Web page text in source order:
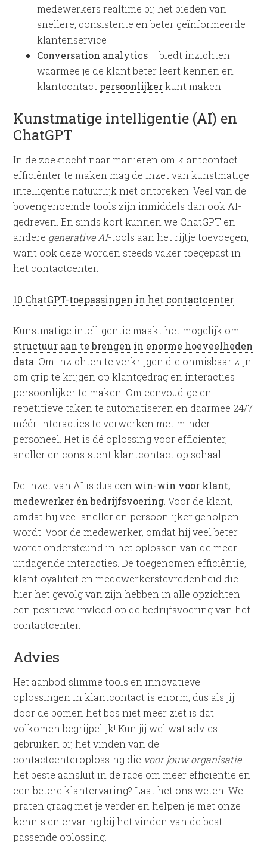
medewerkers realtime bij het bieden van
snellere, consistente en beter geïnformeerde
klantenservice
Conversation analytics – biedt inzichten
waarmee je de klant beter leert kennen en
klantcontact persoonlijkerkunt maken
Kunstmatige intelligentie (AI) en
ChatGPT
In de zoektocht naar manieren om klantcontact
efficiënter te maken mag de inzet van kunstmatige
intelligentie natuurlijk niet ontbreken. Veel van de
bovengenoemde tools zijn inmiddels dan ook AI-
gedreven. En sinds kort kunnen we ChatGPT en
andere generative AI-tools aan het rijtje toevoegen,
want ook deze worden steeds vaker toegepast in
het contactcenter.
10 ChatGPT-toepassingen in het contactcenter
Kunstmatige intelligentie maakt het mogelijk om
structuur aan te brengen in enorme hoeveelheden
data . Om inzichten te verkrijgen die onmisbaar zijn
om grip te krijgen op klantgedrag en interacties
persoonlijker te maken. Om eenvoudige en
repetitieve taken te automatiseren en daarmee 24/7
méér interacties te verwerken met minder
personeel. Het is dé oplossing voor efficiënter,
sneller en consistent klantcontact op schaal.
De inzet van AI is dus een win-win voor klant,
medewerker én bedrijfsvoering . Voor de klant,
omdat hij veel sneller en persoonlijker geholpen
wordt. Voor de medewerker, omdat hij veel beter
wordt ondersteund in het oplossen van de meer
uitdagende interacties. De toegenomen efficiëntie,
klantloyaliteit en medewerkerstevredenheid die
hier het gevolg van zijn hebben in alle opzichten
een positieve invloed op de bedrijfsvoering van het
contactcenter.
Advies
Het aanbod slimme tools en innovatieve
oplossingen in klantcontact is enorm, dus als jij
door de bomen het bos niet meer ziet is dat
volkomen begrijpelijk! Kun jij wel wat advies
gebruiken bij het vinden van de
contactcenteroplossing die voor jouw organisatie
het beste aansluit in de race om meer efficiëntie en
een betere klantervaring? Laat het ons weten! We
praten graag met je verder en helpen je met onze
kennis en ervaring bij het vinden van de best
passende oplossing.